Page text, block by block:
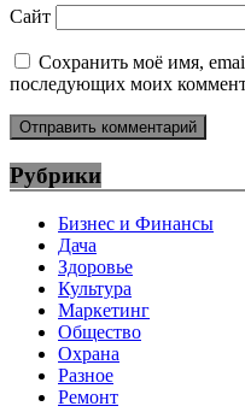
Сайт
Сохранить моё имя,
последующих моих
Рубрики
Бизнес и Финансы
Дача
Здоровье
Культура
Маркетинг
Общество
Охрана
Разное
Ремонт